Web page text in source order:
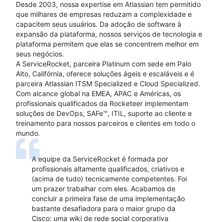
Desde 2003, nossa expertise em Atlassian tem permitido
que milhares de empresas reduzam a complexidade e
capacitem seus usuários. Da adoção de software à
expansão da plataforma, nossos serviços de tecnologia e
plataforma permitem que elas se concentrem melhor em
seus negócios.
A ServiceRocket, parceira Platinum com sede em Palo
Alto, Califórnia, oferece soluções ágeis e escaláveis ​​e é
parceira Atlassian ITSM Specialized e Cloud Specialized.
Com alcance global na EMEA, APAC e Américas, os
profissionais qualificados da Rocketeer implementam
soluções de DevOps, SAFe™, ITIL, suporte ao cliente e
treinamento para nossos parceiros e clientes em todo o
mundo.
A equipe da ServiceRocket é formada por
profissionais altamente qualificados, criativos e
(acima de tudo) tecnicamente competentes. Foi
um prazer trabalhar com eles. Acabamos de
concluir a primeira fase de uma implementação
bastante desafiadora para o maior grupo da
Cisco: uma wiki de rede social corporativa